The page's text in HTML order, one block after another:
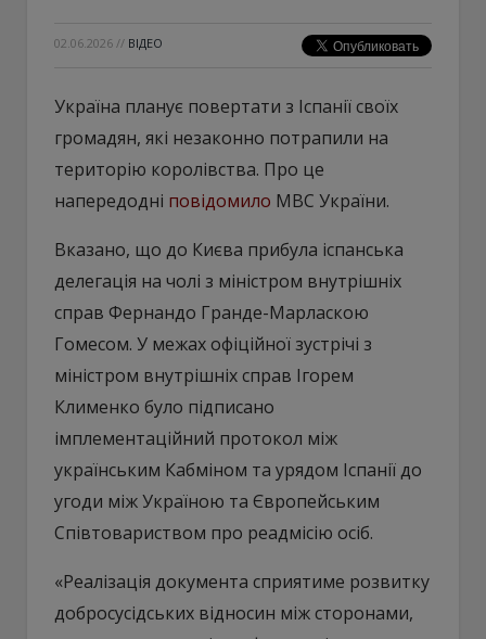
02.06.2026 // ВІДЕО
Україна планує повертати з Іспанії своїх
громадян, які незаконно потрапили на
територію королівства. Про це
напередодні повідомило МВС України.
Вказано, що до Києва прибула іспанська
делегація на чолі з міністром внутрішніх
справ Фернандо Гранде-Марласкою
Гомесом. У межах офіційної зустрічі з
міністром внутрішніх справ Ігорем
Клименко було підписано
імплементаційний протокол між
українським Кабміном та урядом Іспанії до
угоди між Україною та Європейським
Співтовариством про реадмісію осіб.
«Реалізація документа сприятиме розвитку
добросусідських відносин між сторонами,